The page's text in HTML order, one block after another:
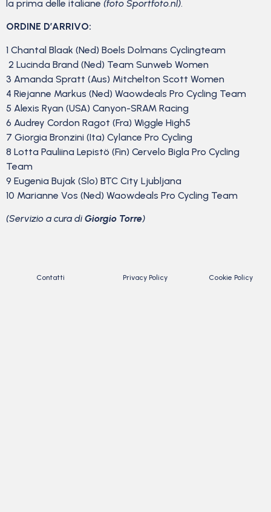
la prima delle italiane (foto Sportfoto.nl).
ORDINE D’ARRIVO:
1 Chantal Blaak (Ned) Boels Dolmans Cyclingteam
2 Lucinda Brand (Ned) Team Sunweb Women
3 Amanda Spratt (Aus) Mitchelton Scott Women
4 Riejanne Markus (Ned) Waowdeals Pro Cycling Team
5 Alexis Ryan (USA) Canyon-SRAM Racing
6 Audrey Cordon Ragot (Fra) Wiggle High5
7 Giorgia Bronzini (Ita) Cylance Pro Cycling
8 Lotta Pauliina Lepistö (Fin) Cervelo Bigla Pro Cycling
Team
9 Eugenia Bujak (Slo) BTC City Ljubljana
10 Marianne Vos (Ned) Waowdeals Pro Cycling Team
(Servizio a cura di Giorgio Torre)
Contatti Privacy Policy Cookie Policy